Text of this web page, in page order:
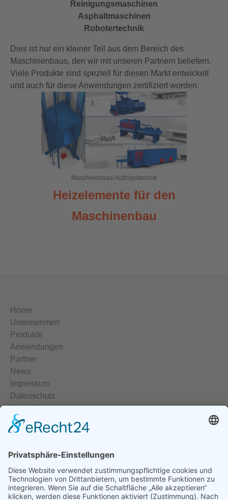
Show larger version
Maschinenbau/ Aufzugstechnik
Reinigungsmaschinen
Asphaltmaschinen
Robotertechnik
Dies ist nur ein kleiner Teil aus dem Bereich des
Maschinenbaus, den wir mit unseren Partnern beliefern.
Viele Produkte sind speziell für diesen Markt entwickelt
und auch für diese Anwendungen zertifiziert worden.
Heizelemente für den
Maschinenbau
Home
Unternehmen
Produkte
Anwendungen
Partner
News
Impressum
Datenschutz
Kontakt
Temperiergeräte
Temperaturregler
Halbleiterrelais
Heisskanalregler